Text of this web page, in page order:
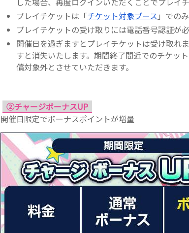
プレイチケットは「チケット対象ブース 」での
プレイチケットの受け取りには電話番号認証が必
開催日を過ぎますとプレイチケットは受け取れ
すと消失いたします。期間終了間近でのチケッ
償対象外とさせていただきます。
②チャージボーナスUP
開催日限定でボーナスポイントが増量